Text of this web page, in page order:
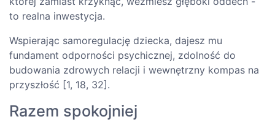
to realna inwestycja.
Wspierając samoregulację dziecka, dajesz mu
fundament odporności psychicznej, zdolność do
budowania zdrowych relacji i wewnętrzny kompas na
przyszłość [1, 18, 32].
Razem spokojniej